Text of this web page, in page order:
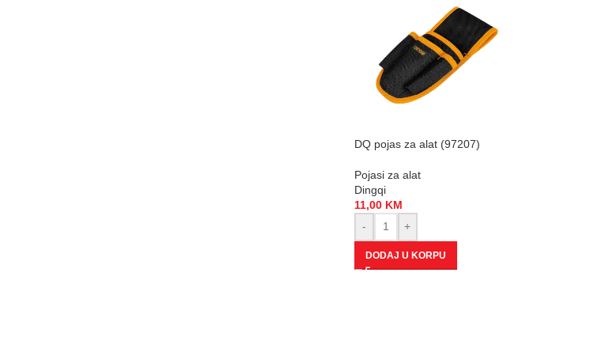
DQ pojas za alat (97207)
Pojasi za alat
Dingqi
11,00 KM
-
+
DODAJ U KORPU